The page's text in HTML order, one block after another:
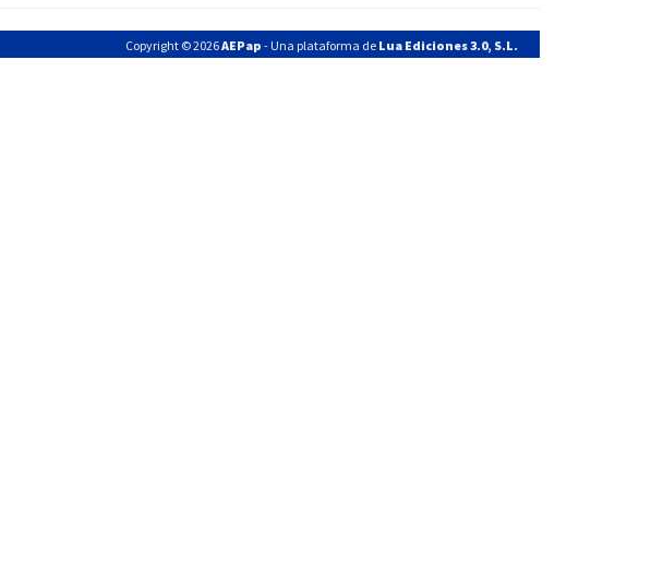
Copyright © 2026AEPap - Una plataforma de Lua Ediciones 3.0, S.L.